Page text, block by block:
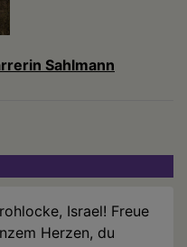
Sahlmann
Israel! Freue
Herzen, du